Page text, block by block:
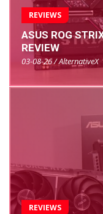
REVIEWS
ASUS ROG
REVIEW
03-08-26 / AlternativeX
REVIEWS